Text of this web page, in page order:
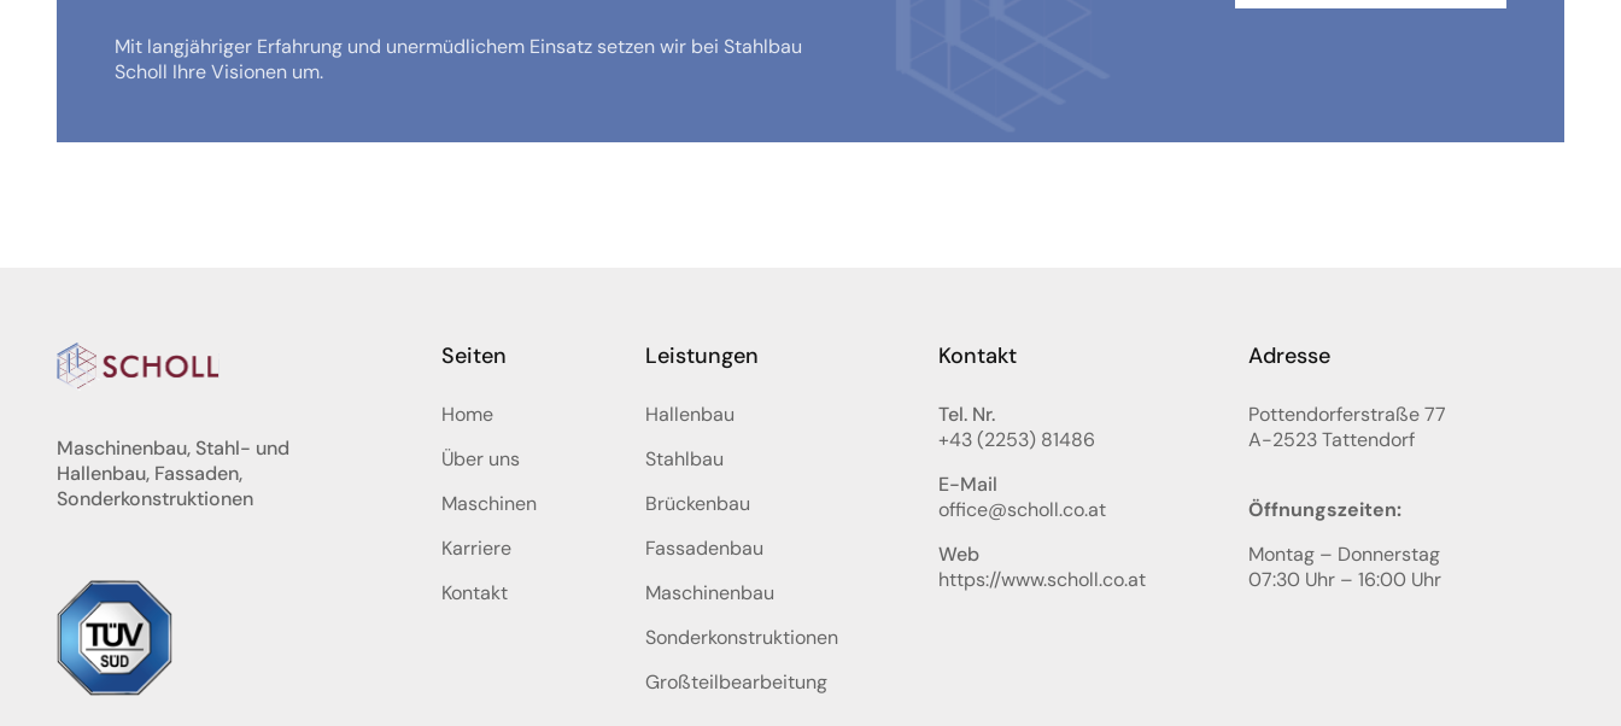
Mit langjähriger Erfahrung und unermüdlichem Einsatz setzen wir bei Stahlbau
Scholl Ihre Visionen um.
Maschinenbau, Stahl- und
Hallenbau, Fassaden,
Sonderkonstruktionen
Seiten
Home
Über uns
Maschinen
Karriere
Kontakt
Leistungen
Hallenbau
Stahlbau
Brückenbau
Fassadenbau
Maschinenbau
Sonderkonstruktionen
Großteilbearbeitung
Kontakt
Tel. Nr.
+43 (2253) 81486
E-Mail
office@scholl.co.at
Web
https://www.scholl.co.at
Adresse
Pottendorferstraße 77
A-2523Tattendorf
Öffnungszeiten:
Montag – Donnerstag
07:30 Uhr – 16:00 Uhr